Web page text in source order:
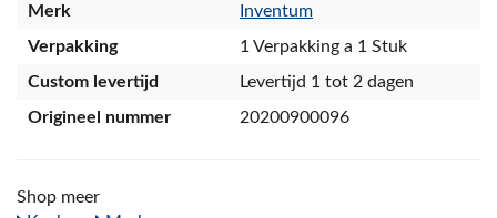
Merk
Inventum
Verpakking
1 Verpakking a 1 Stuk
Custom levertijd
Levertijd 1 tot 2 dagen
Origineel nummer
20200900096
Shop meer